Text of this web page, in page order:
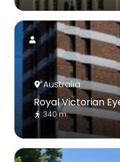
Australia
Royal Victorian
340 m